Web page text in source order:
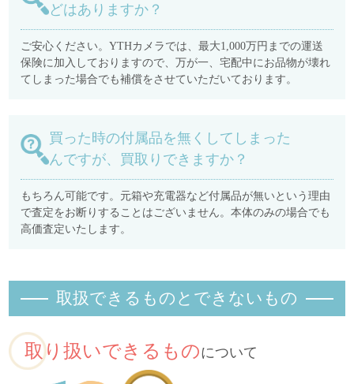
どはありますか？
ご安心ください。YTHカメラでは、最大1,000万円までの運送
保険に加入しておりますので、万が一、宅配中にお品物が壊れ
てしまった場合でも補償をさせていただいております。
買った時の付属品を無くしてしまった
んですが、買取りできますか？
もちろん可能です。元箱や充電器など付属品が無いという理由
で査定をお断りすることはございません。本体のみの場合でも
高価査定いたします。
取扱できるものとできないもの
取り扱いできるものについて